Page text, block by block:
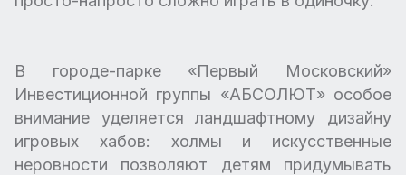
В городе-парке «Первый Московский»
Инвестиционной группы «АБСОЛЮТ» особое
внимание уделяется ландшафтному дизайну
игровых хабов: холмы и искусственные
неровности позволяют детям придумывать